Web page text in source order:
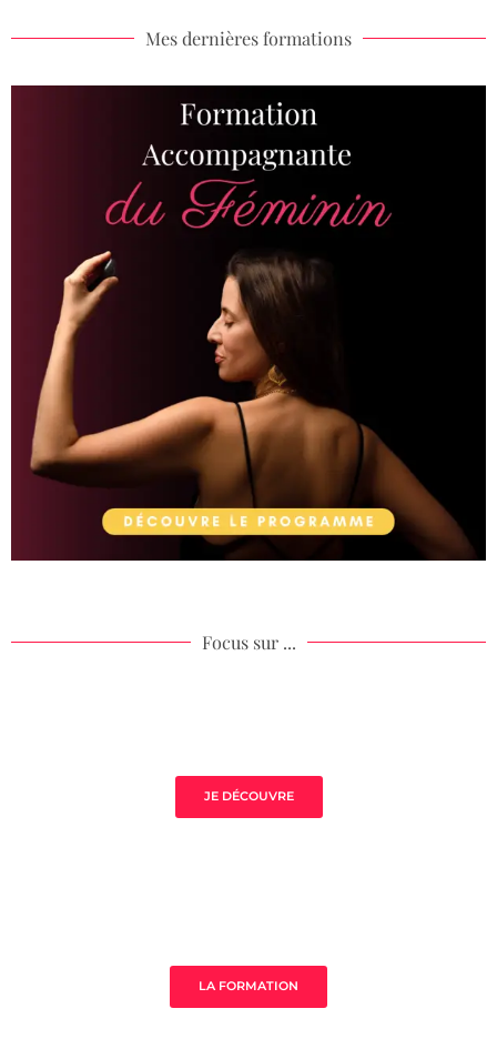
Mes dernières formations
Focus sur ...
JE DÉCOUVRE
LA FORMATION